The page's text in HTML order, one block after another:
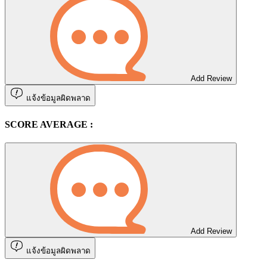
Add Review
แจ้งข้อมูลผิดพลาด
SCORE AVERAGE :
Add Review
แจ้งข้อมูลผิดพลาด